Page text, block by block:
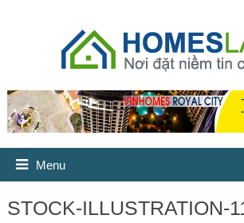
Menu
STOCK-ILLUSTRATION-